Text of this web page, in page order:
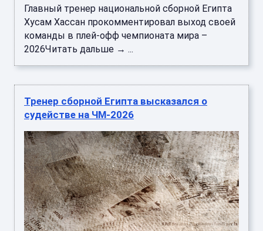
Главный тренер национальной сборной Египта
Хусам Хассан прокомментировал выход своей
команды в плей-офф чемпионата мира –
2026Читать дальше → ...
Тренер сборной Египта высказался о
судействе на ЧМ-2026